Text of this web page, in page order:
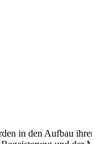
in den Aufbau